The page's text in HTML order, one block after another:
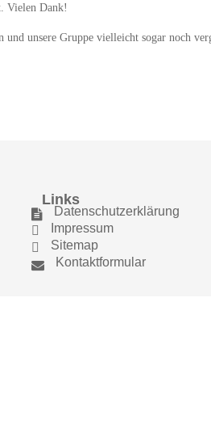
Vielen Dank!
unsere Gruppe vielleicht sogar noch
Links

Datenschutzerklärung

Impressum

Sitemap
 Kontaktformular